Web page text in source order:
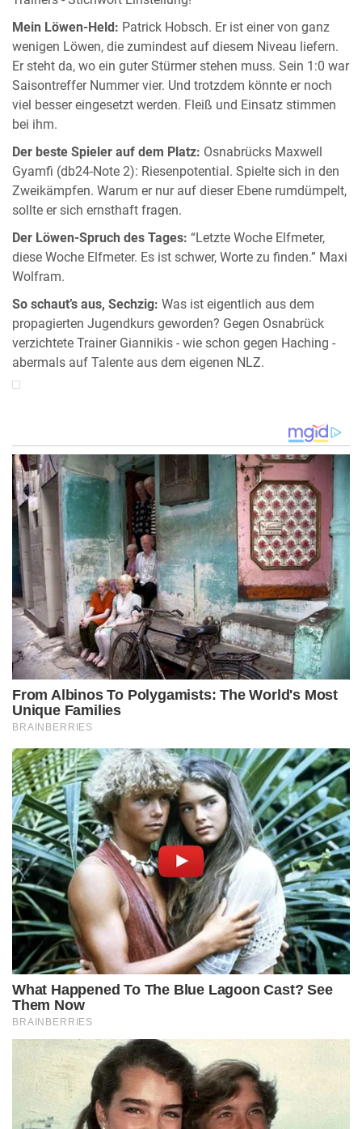
Mein Löwen-Held: Patrick Hobsch. Er ist einer von ganz
wenigen Löwen, die zumindest auf diesem Niveau liefern.
Er steht da, wo ein guter Stürmer stehen muss. Sein 1:0 war
Saisontreffer Nummer vier. Und trotzdem könnte er noch
viel besser eingesetzt werden. Fleiß und Einsatz stimmen
bei ihm.
Der beste Spieler auf dem Platz: Osnabrücks Maxwell
Gyamfi (db24-Note 2): Riesenpotential. Spielte sich in den
Zweikämpfen. Warum er nur auf dieser Ebene rumdümpelt,
sollte er sich ernsthaft fragen.
Der Löwen-Spruch des Tages: “Letzte Woche Elfmeter,
diese Woche Elfmeter. Es ist schwer, Worte zu finden.” Maxi
Wolfram.
So schaut’s aus, Sechzig: Was ist eigentlich aus dem
propagierten Jugendkurs geworden? Gegen Osnabrück
verzichtete Trainer Giannikis - wie schon gegen Haching -
abermals auf Talente aus dem eigenen NLZ.